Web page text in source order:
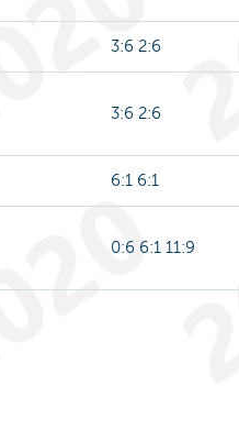
3:6 2:6
3:6 2:6
6:1 6:1
0:6 6:1 11:9